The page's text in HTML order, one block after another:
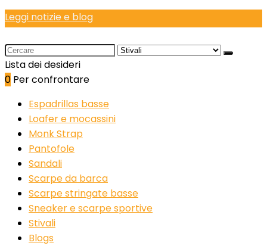
Leggi notizie e blog
Search
for:
Lista dei desideri
0 Per confrontare
Espadrillas basse
Loafer e mocassini
Monk Strap
Pantofole
Sandali
Scarpe da barca
Scarpe stringate basse
Sneaker e scarpe sportive
Stivali
Blogs